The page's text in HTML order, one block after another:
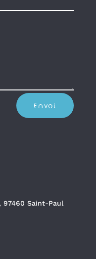
Envoi
97460 Saint-Paul